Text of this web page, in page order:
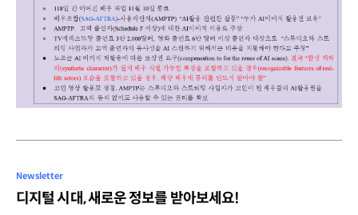
Newsletter
디지털 시대, 새로운 정보를 받아보세요!